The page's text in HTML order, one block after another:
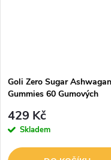
Goli Zero Sugar
Gummies 60 Gumových
429 Kč
Skladem